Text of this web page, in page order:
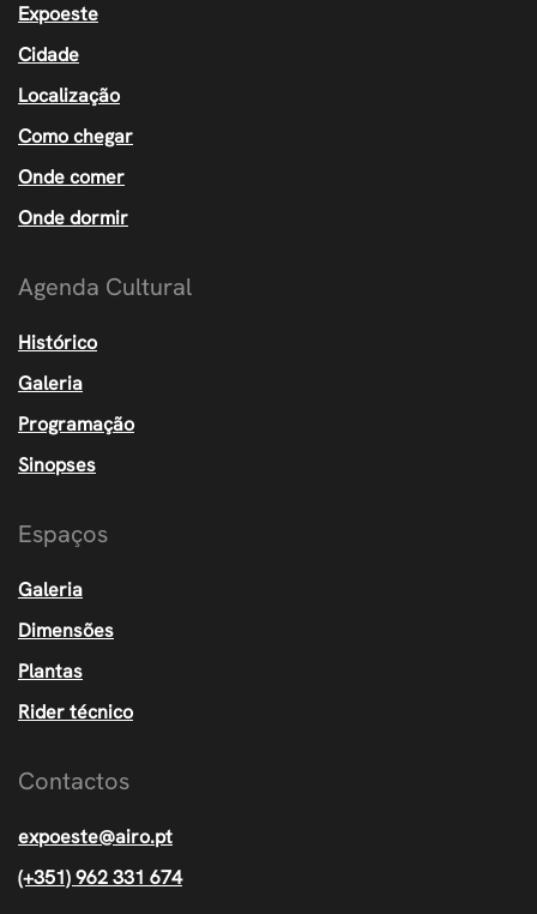
Expoeste
Cidade
Localização
Como chegar
Onde comer
Onde dormir
Agenda Cultural
Histórico
Galeria
Programação
Sinopses
Espaços
Galeria
Dimensões
Plantas
Rider técnico
Contactos
expoeste@airo.pt
(+351) 962 331 674